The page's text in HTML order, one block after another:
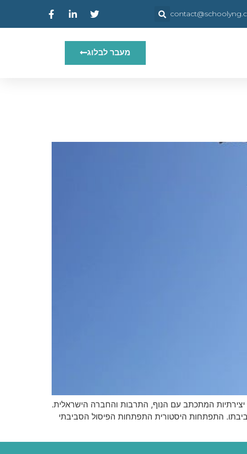
מעבר לבלוג
המתכתב עם הנוף, התרבות והחברה הישראלית.
התפתחות היסטורית התפתחות הפיסול הסביבתי